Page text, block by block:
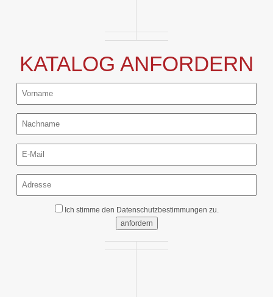
KATALOG ANFORDERN
Ich stimme den Datenschutzbestimmungen zu.
anfordern